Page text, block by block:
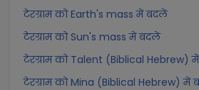
टेरग्राम को Earth's mass में बदलें
टेरग्राम को Sun's mass में बदलें
टेरग्राम को Talent (Biblical Hebrew)
टेरग्राम को Mina (Biblical Hebrew) में